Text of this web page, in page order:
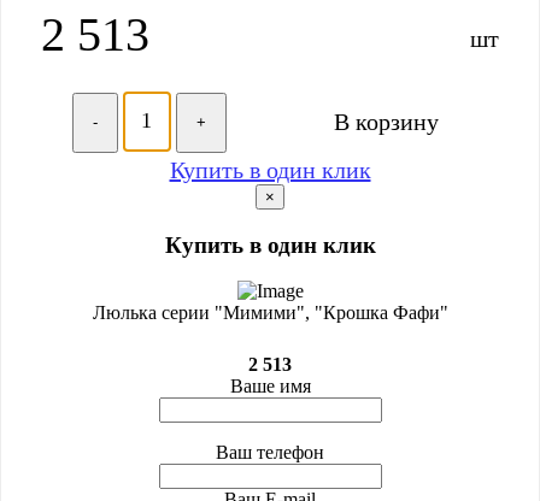
2 513 шт
- +
В корзину
Купить в один клик
×
Купить в один клик
Люлька серии "Мимими", "Крошка Фафи"
2 513
Ваше имя
Ваш телефон